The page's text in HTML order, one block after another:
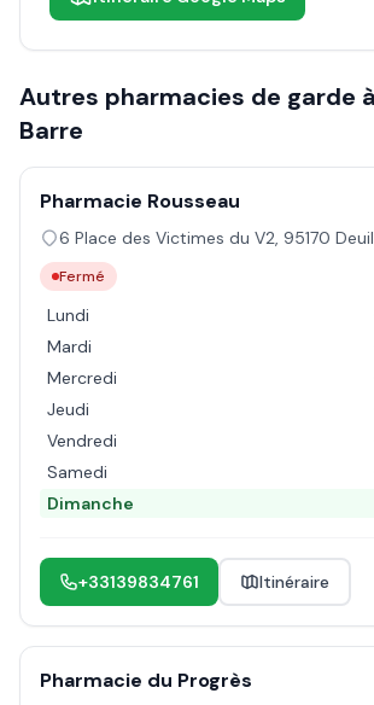
Autres pharmacies de garde à
Barre
Pharmacie Rousseau
6 Place des Victimes du V2, 95170
Fermé
Lundi
Mardi
Mercredi
Jeudi
Vendredi
Samedi
Dimanche
+33139834761 Itinéraire
Pharmacie du Progrès